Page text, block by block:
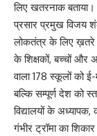
लिए खतरनाक बताया।
प्रसार प्रमुख विजय
लोकतंत्र के लिए ख़तरे
के शिक्षकों, बच्चों और
वाला 178 स्कूलों को
बल्कि सम्पूर्ण देश को
विद्यालयों के
गंभीर ट्रॉमा का